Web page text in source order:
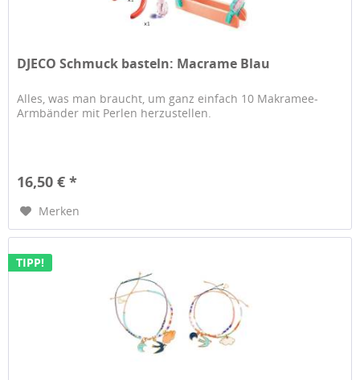
DJECO Schmuck basteln: Macrame Blau
Alles, was man braucht, um ganz einfach 10 Makramee-
Armbänder mit Perlen herzustellen.
16,50 € *
Merken
TIPP!